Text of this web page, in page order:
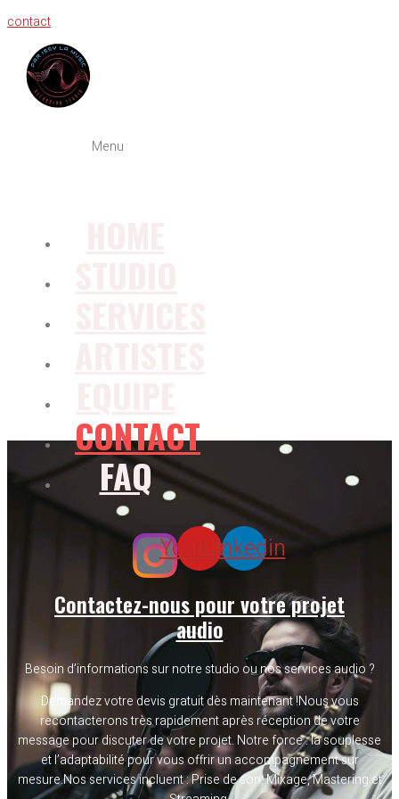
contact
Menu
CONTACT
FAQ
YoutubeLinkedin
Contactez-nous pour votre projet
audio
Besoin d’informations sur notre studio ou nos services audio ?
Demandez votre devis gratuit dès maintenant !Nous vous
recontacterons très rapidement après réception de votre
message pour discuter de votre projet. Notre force : la souplesse
et l’adaptabilité pour vous offrir un accompagnement sur
mesure.Nos services incluent : Prise de son, Mixage, Mastering et